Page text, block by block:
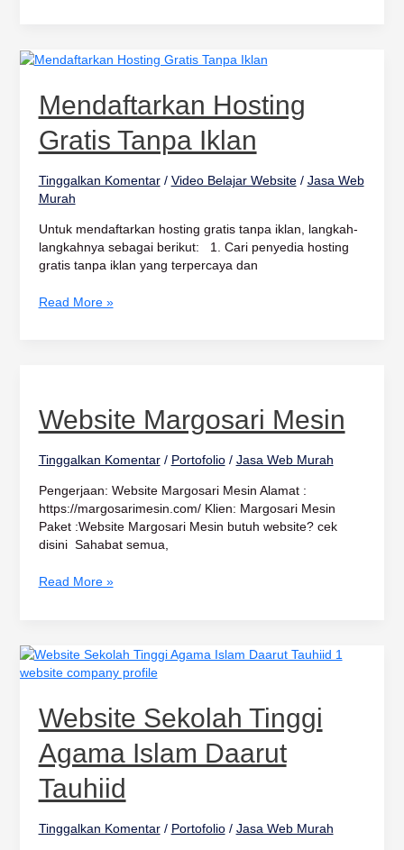
Mendaftarkan Hosting
Gratis Tanpa Iklan
Tinggalkan Komentar / Video Belajar Website/ Jasa Web
Murah
Untuk mendaftarkan hosting gratis tanpa iklan, langkah-
langkahnya sebagai berikut: 1. Cari penyedia hosting
gratis tanpa iklan yang terpercaya dan
Mendaftarkan
Gratis
Tanpa
Iklan
Read More »
Website Margosari Mesin
Tinggalkan Komentar / Portofolio/ Jasa Web Murah
Pengerjaan: Website Margosari Mesin Alamat :
https://margosarimesin.com/ Klien: Margosari Mesin
Paket :Website Margosari Mesin butuh website? cek
disini Sahabat semua,
Mesin
Read More »
Website Sekolah Tinggi
Agama Islam Daarut
Tauhiid
Tinggalkan Komentar / Portofolio/ Jasa Web Murah
Website
Sekolah
Agama
Islam
Daarut
Tauhiid